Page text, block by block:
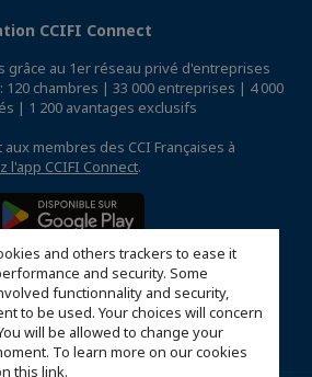
and others trackers to ease it
and security. Some
functionnality and security,
to be used. Your choices will concern
will be allowed to change your
To learn more on our cookies
this link.
CCIFI Connect
grâce au 1er réseau privé d'entreprises
120 chambres | 33 000 entreprises | 4 000
| 1 200 avantages exclusifs
membres des CCI Françaises à
l'app CCIFI Connect.